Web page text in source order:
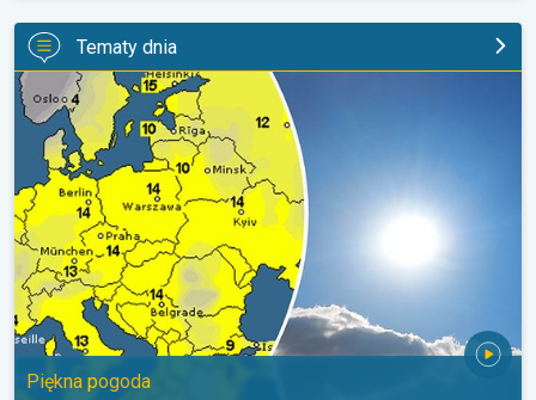
Tematy dnia
Słońce w roli głównej. Piękna pogoda. . .
Piękna pogoda